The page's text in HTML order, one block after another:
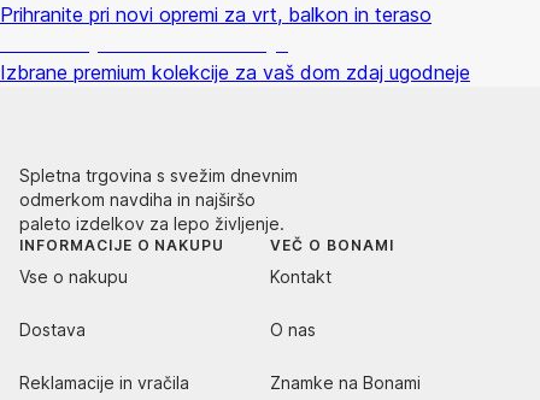
Prihranite pri novi opremi za vrt, balkon in teraso
Izbrane premium kolekcije za vaš dom zdaj ugodneje
Spletna trgovina s svežim dnevnim
odmerkom navdiha in najširšo
paleto izdelkov za lepo življenje.
INFORMACIJE O NAKUPU
Vse o nakupu
Dostava
Reklamacije in vračila
VEČ O BONAMI
Kontakt
O nas
Znamke na Bonami